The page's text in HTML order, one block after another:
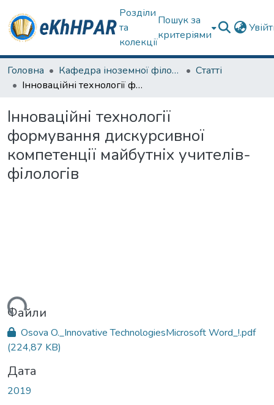
Розділи
та
колекції
Пошук за
критеріями
Головна Кафедра іноземної філології
Статті
Інноваційні технології формування дискурсивної компетенції майбутніх учителів-філологів
Інноваційні технології
формування дискурсивної
компетенції майбутніх учителів-
філологів
Файли
Osova O._Innovative TechnologiesMicrosoft Word_!.pdf
(224,87 KB)
Дата
2019